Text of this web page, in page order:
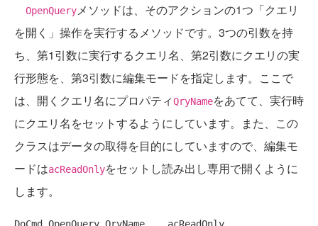
OpenQueryメソッドは、そのアクションの1つ「クエリ
を開く」操作を実行するメソッドです。3つの引数を持
ち、第1引数に実行するクエリ名、第2引数にクエリの実
行形態を、第3引数に編集モードを指定します。ここで
は、開くクエリ名にプロパティQryNameをあてて、実行時
にクエリ名をセットするようにしています。また、この
クラスはデータの取得を目的にしていますので、編集モ
ードはacReadOnlyをセットし読み出し専用で開くように
します。